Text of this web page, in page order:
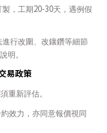
，工期20-30天，遇例假
行改圍、改鑲鑽等細節
明。
易政策
重新評估。
效力，亦同意報價視同